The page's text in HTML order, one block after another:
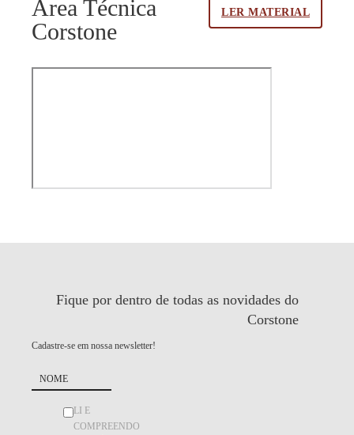
Área Técnica
Corstone
LER MATERIAL
Fique por dentro de todas as novidades do
Corstone
Cadastre-se em nossa newsletter!
LI E
COMPREENDO